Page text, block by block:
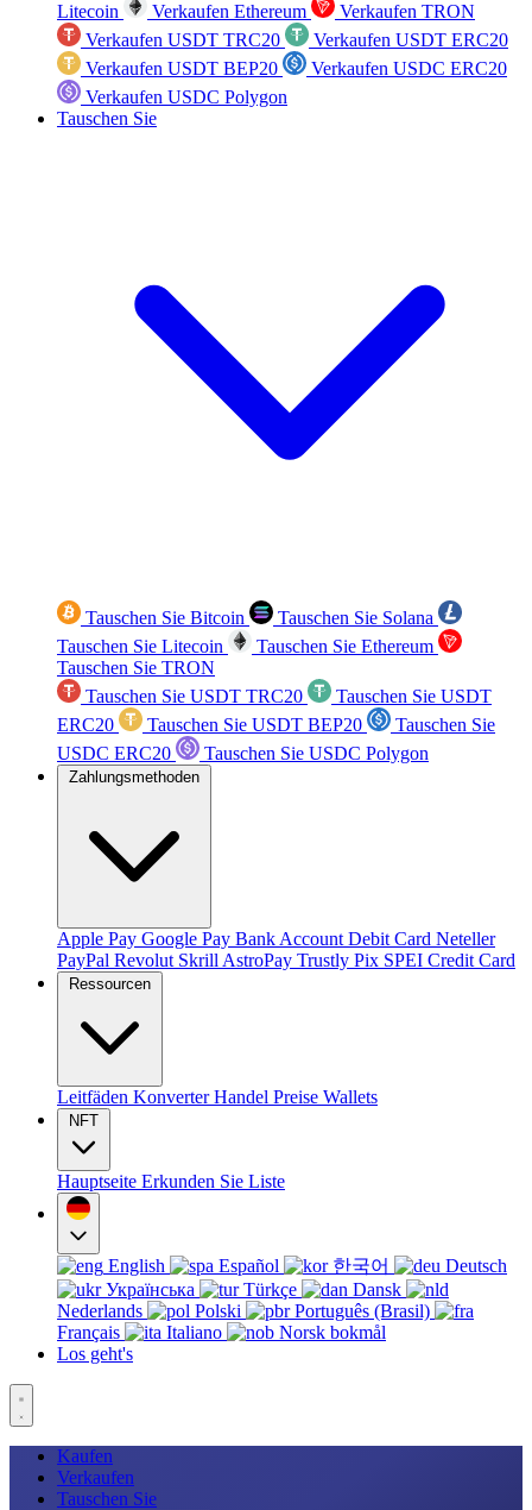
Litecoin
Verkaufen Ethereum
Verkaufen TRON
Verkaufen USDT TRC20
Verkaufen USDT ERC20
Verkaufen USDT BEP20
Verkaufen USDC ERC20
Verkaufen USDC Polygon
Tauschen Sie
Tauschen Sie Bitcoin
Tauschen Sie Solana
Tauschen Sie Litecoin
Tauschen Sie Ethereum
Tauschen Sie TRON
Tauschen Sie USDT TRC20
Tauschen Sie USDT
ERC20
Tauschen Sie USDT BEP20
Tauschen Sie
USDC ERC20
Tauschen Sie USDC Polygon
Zahlungsmethoden
Apple Pay Google Pay Bank Account Debit Card Neteller
PayPal Revolut Skrill AstroPay Trustly Pix SPEI Credit Card
Ressourcen
Leitfäden KonverterHandel Preise Wallets
NFT
Hauptseite Erkunden Sie Liste
English Español 한국어
Deutsch
Українська
Türkçe
Dansk
Nederlands
Polski
Português (Brasil)
Français
Italiano
Norsk bokmål
Los geht's
Kaufen
Verkaufen
Tauschen Sie